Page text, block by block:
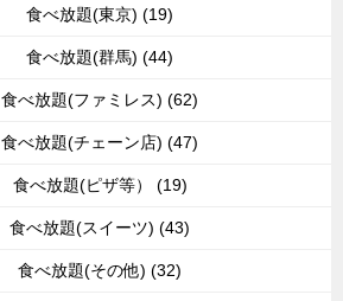
食べ放題(東京) (19)
食べ放題(群馬) (44)
食べ放題(ファミレス) (62)
食べ放題(チェーン店) (47)
食べ放題(ピザ等） (19)
食べ放題(スイーツ) (43)
食べ放題(その他) (32)